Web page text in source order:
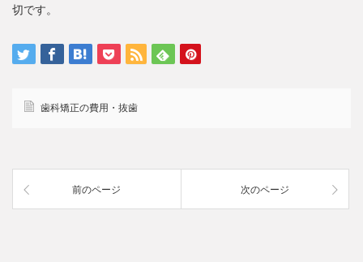
切です。
歯科矯正の費用・抜歯
前のページ 次のページ